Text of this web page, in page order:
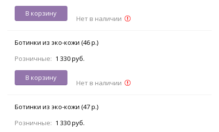
В корзину
Нет в наличии
Ботинки из эко-кожи (46 р.)
Розничные: 1 330 руб.
В корзину
Нет в наличии
Ботинки из эко-кожи (47 р.)
Розничные: 1 330 руб.